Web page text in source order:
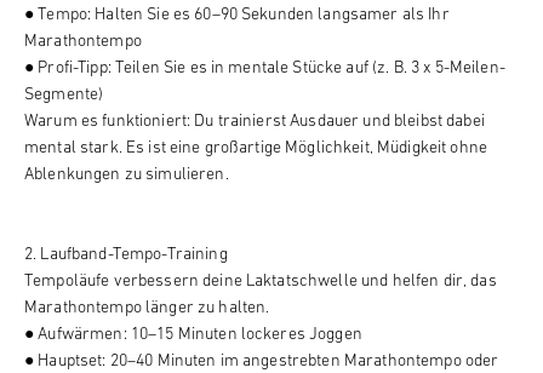
● Tempo: Halten Sie es 60–90 Sekunden langsamer als Ihr
Marathontempo
● Profi-Tipp: Teilen Sie es in mentale Stücke auf (z. B. 3 x 5-Meilen-
Segmente)
Warum es funktioniert: Du trainierst Ausdauer und bleibst dabei
mental stark. Es ist eine großartige Möglichkeit, Müdigkeit ohne
Ablenkungen zu simulieren.
2. Laufband-Tempo-Training
Tempoläufe verbessern deine Laktatschwelle und helfen dir, das
Marathontempo länger zu halten.
● Aufwärmen: 10–15 Minuten lockeres Joggen
● Hauptset: 20–40 Minuten im angestrebten Marathontempo oder